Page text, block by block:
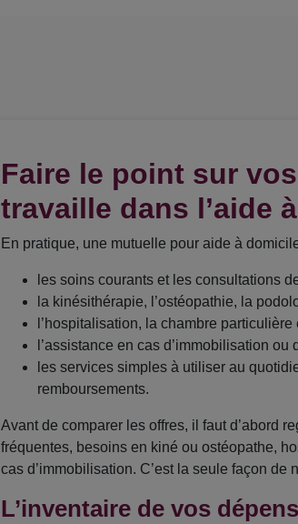
Faire le point sur
travaille dans l’aide
En pratique, une mutuelle pour aide à
les soins courants et les consultations
la kinésithérapie, l’ostéopathie, la
l’hospitalisation, la chambre
l’assistance en cas d’immobilisation ou
les services simples à utiliser au
remboursements.
Avant de comparer les offres, il faut d’abord
fréquentes, besoins en kiné ou ostéopathe,
cas d’immobilisation. C’est la seule façon
L’inventaire de vos